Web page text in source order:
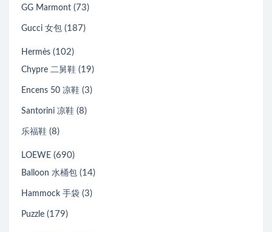
GG Marmont (73)
Gucci 女包 (187)
Hermès (102)
Chypre 二舅鞋 (19)
Encens 50 凉鞋 (3)
Santorini 凉鞋 (8)
乐福鞋 (8)
LOEWE (690)
Balloon 水桶包 (14)
Hammock 手袋 (3)
Puzzle (179)